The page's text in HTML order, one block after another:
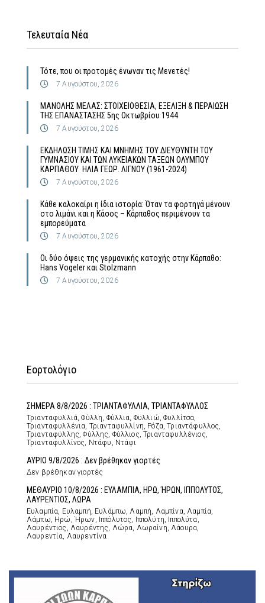
Τελευταία Νέα
Τότε, που οι προτομές ένωναν τις Μενετές!
7 Αυγούστου, 2026
MΑΝΟΛΗΣ ΜΕΛΑΣ: ΣΤΟΙΧΕΙΟΘΕΣΙΑ, ΕΞΕΛΙΞΗ & ΠΕΡΑΙΩΣΗ
ΤΗΣ ΕΠΑΝΑΣΤΑΣΗΣ 5ης Οκτωβρίου 1944
7 Αυγούστου, 2026
ΕΚΔΗΛΩΣΗ ΤΙΜΗΣ ΚΑΙ ΜΝΗΜΗΣ ΤΟΥ ΔΙΕΥΘΥΝΤΗ ΤΟΥ
ΓΥΜΝΑΣΙΟΥ ΚΑΙ ΤΩΝ ΛΥΚΕΙΑΚΩΝ ΤΑΞΕΩΝ ΟΛΥΜΠΟΥ
ΚΑΡΠΑΘΟΥ ΗΛΙΑ ΓΕΩΡ. ΛΙΓΝΟΥ (1961-2024)
7 Αυγούστου, 2026
Κάθε καλοκαίρι η ίδια ιστορία: Όταν τα φορτηγά μένουν
στο λιμάνι και η Κάσος – Κάρπαθος περιμένουν τα
εμπορεύματα
7 Αυγούστου, 2026
Οι δύο όψεις της γερμανικής κατοχής στην Κάρπαθο:
Hans Vogeler και Stolzmann
7 Αυγούστου, 2026
Εορτολόγιο
ΣΗΜΕΡΑ 8/8/2026 : ΤΡΙΑΝΤΑΦΥΛΛΙΑ, ΤΡΙΑΝΤΑΦΥΛΛΟΣ
Τριανταφυλλιά, Φύλλη, Φύλλια, Φυλλιώ, Φυλλίτσα,
Τριανταφυλλένια, Τριανταφυλλίνη, Ρόζα, Τριαντάφυλλος,
Τριανταφύλλης, Φύλλης, Φύλλιος, Τριανταφυλλένιος,
Τριανταφυλλίνος, Ντάφυ, Ντάφι
ΑΥΡΙΟ 9/8/2026 : Δεν βρέθηκαν γιορτές
Δεν βρέθηκαν γιορτές
ΜΕΘΑΥΡΙΟ 10/8/2026 : ΕΥΛΑΜΠΙΑ, ΗΡΩ, ΉΡΩΝ, ΙΠΠΟΛΥΤΟΣ,
ΛΑΥΡΕΝΤΙΟΣ, ΛΩΡΑ
Ευλαμπία, Ευλαμπή, Ευλάμπω, Λαμπή, Λαμπίνα, Λαμπία,
Λάμπω, Ηρώ, Ήρων, Ιππόλυτος, Ιππολύτη, Ιππολύτα,
Λαυρέντιος, Λαυρέντης, Λώρα, Λωραίνη, Λάουρα,
Λαυρεντία, Λαυρεντίνα